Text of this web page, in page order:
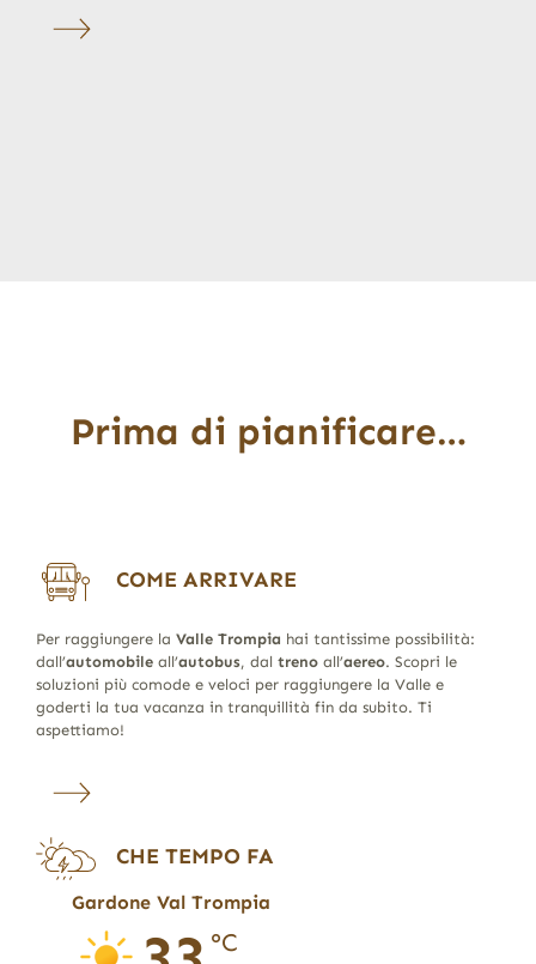
Prima di pianificare…
COME ARRIVARE
Per raggiungere la Valle Trompia hai tantissime possibilità:
dall’automobileall’autobus, dal trenoall’aereo. Scopri le
soluzioni più comode e veloci per raggiungere la Valle e
goderti la tua vacanza in tranquillità fin da subito. Ti
aspettiamo!
CHE TEMPO FA
Gardone Val Trompia
°C